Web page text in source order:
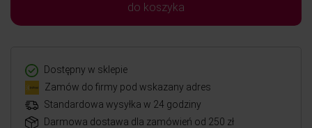
do koszyka
Dostępny w sklepie
Zamów do firmy pod wskazany adres
Standardowa wysyłka w 24 godziny
Darmowa dostawa dla zamówień od 250 zł